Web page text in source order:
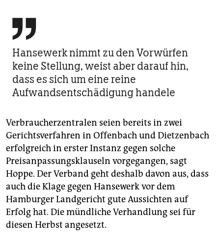

Hansewerk nimmt zu den Vorwürfen
keine Stellung, weist aber darauf hin,
dass es sich um eine reine
Aufwandsentschädigung handele
Verbraucherzentralen seien bereits in zwei
Gerichtsverfahren in Offenbach und Dietzenbach
erfolgreich in erster Instanz gegen solche
Preisanpassungsklauseln vorgegangen, sagt
Hoppe. Der Verband geht deshalb davon aus, dass
auch die Klage gegen Hansewerk vor dem
Hamburger Landgericht gute Aussichten auf
Erfolg hat. Die mündliche Verhandlung sei für
diesen Herbst angesetzt.